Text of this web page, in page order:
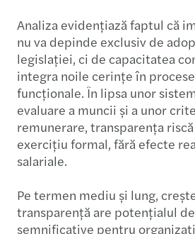
Analiza evidențiază faptul că
nu va depinde exclusiv de
legislației, ci de capacitatea
integra noile cerințe în
funcționale. În lipsa unor
evaluare a muncii și a unor
remunerare, transparența riscă
exercițiu formal, fără efecte
salariale.
Pe termen mediu și lung,
transparență are potențialul
semnificative pentru